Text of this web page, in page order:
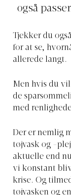
også
Tjekker du
for at se,
allerede langt.
Men hvis du
de
med
Der er nemlig
tøjvask og -
aktuelle end
vi konstant
krise. Og
tøjvasken og